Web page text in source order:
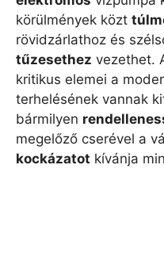
körülmények közt
rövidzárlathoz és
tűzesethez vezethet.
kritikus elemei a
terhelésének vannak
bármilyen
megelőző cserével a
kockázatot kívánja